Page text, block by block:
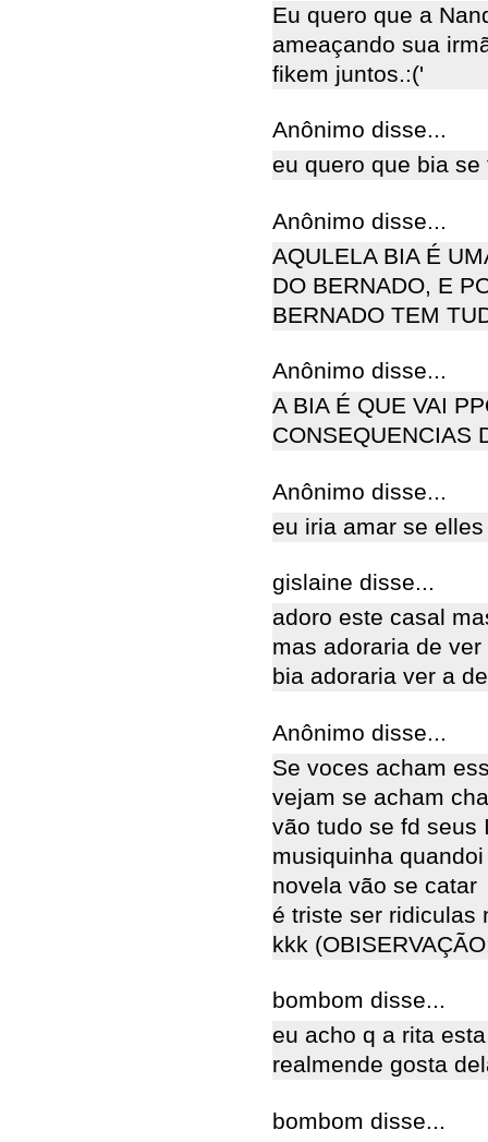
Eu quero que a
ameaçando sua
fikem juntos.:('
Anônimo disse...
eu quero que bia se
Anônimo disse...
AQULELA BIA É
DO BERNADO, E
BERNADO TEM
Anônimo disse...
A BIA É QUE VAI
CONSEQUENCIAS
Anônimo disse...
eu iria amar se
gislaine disse...
adoro este casal
mas adoraria de
bia adoraria ver a
Anônimo disse...
Se voces acham
vejam se acham
vão tudo se fd seus
musiquinha
novela vão se catar
é triste ser ridiculas
kkk
bombom disse...
eu acho q a rita
realmende gosta
bombom disse...